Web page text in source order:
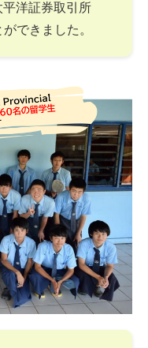
洋証券取引所
できました。